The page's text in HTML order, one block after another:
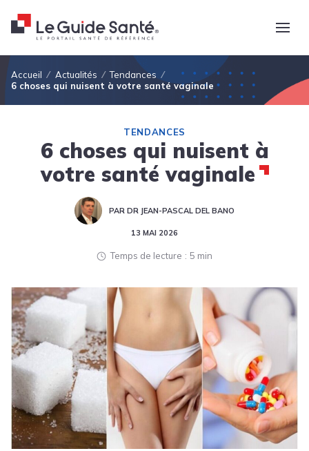
Fil d'Ariane
Accueil Actualités
Tendances
6 choses qui nuisent à votre santé vaginale
TENDANCES
6 choses qui nuisent à
votre santé vaginale
PAR DR JEAN-PASCAL DEL BANO
13 MAI 2026
Temps de lecture 5 min